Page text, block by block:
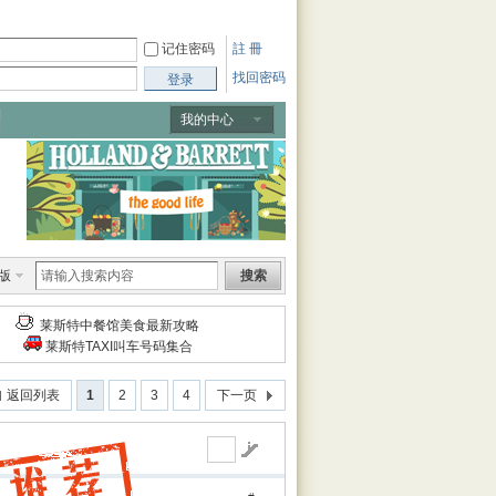
註 冊
找回密码
记住密码
登录
我的中心
搜索
莱斯特中餐馆美食最新攻略
莱斯特TAXI叫车号码集合
1 2 3 4 下一页
返回列表